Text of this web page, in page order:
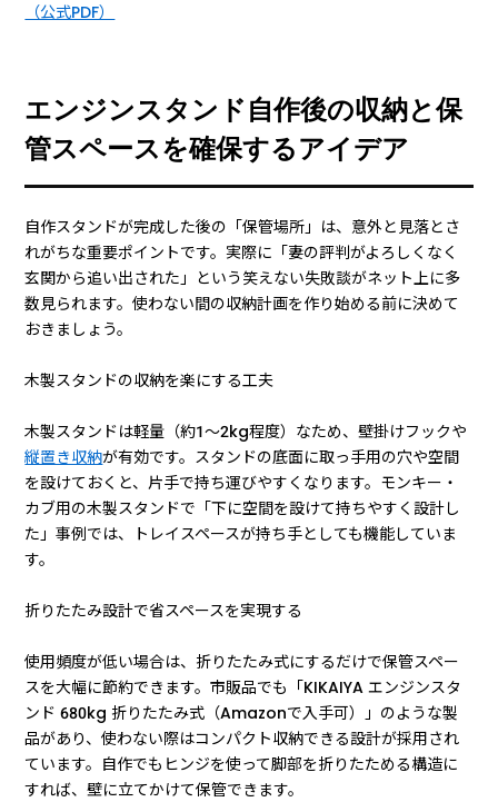
（公式PDF）
エンジンスタンド自作後の収納と保
管スペースを確保するアイデア
自作スタンドが完成した後の「保管場所」は、意外と見落とさ
れがちな重要ポイントです。実際に「妻の評判がよろしくなく
玄関から追い出された」という笑えない失敗談がネット上に多
数見られます。使わない間の収納計画を作り始める前に決めて
おきましょう。
木製スタンドの収納を楽にする工夫
木製スタンドは軽量（約1〜2kg程度）なため、壁掛けフックや
縦置き収納が有効です。スタンドの底面に取っ手用の穴や空間
を設けておくと、片手で持ち運びやすくなります。モンキー・
カブ用の木製スタンドで「下に空間を設けて持ちやすく設計し
た」事例では、トレイスペースが持ち手としても機能していま
す。
折りたたみ設計で省スペースを実現する
使用頻度が低い場合は、折りたたみ式にするだけで保管スペー
スを大幅に節約できます。市販品でも「KIKAIYA エンジンスタ
ンド 680kg 折りたたみ式（Amazonで入手可）」のような製
品があり、使わない際はコンパクト収納できる設計が採用され
ています。自作でもヒンジを使って脚部を折りたためる構造に
すれば、壁に立てかけて保管できます。